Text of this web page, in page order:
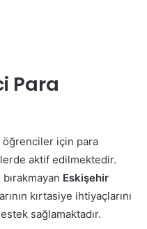
Para
öğrenciler için para
aktif edilmektedir.
Eskişehir
kırtasiye ihtiyaçlarını
sağlamaktadır.